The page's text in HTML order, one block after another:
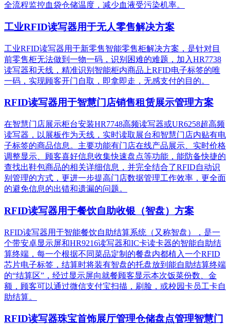
全流程监控血袋仓储温度，减少血液受污染机率。
工业RFID读写器用于无人零售解决方案
工业RFID读写器用于新零售智能零售柜解决方案，是针对目
前零售柜无法做到一物一码，识别困难的难题，加入HR7738
读写器和天线，精准识别​智能柜内商品上RFID电子标签的唯
一码，实现顾客开门自取，即拿即走，无感支付的目的。
RFID读写器用于智慧门店销售租赁展示管理方案
在智慧门店展示柜台安装HR7748高频读写器或UR6258超高频
读写器，以展板作为天线，实时读取展台和智慧门店内贴有电
子标签的商品信息。主要功能有门店在线产品展示、实时价格
调整显示、顾客喜好信息收集快速盘点等功能，能防备快捷的
查找出鞋包商品的相关详细信息，并完全结合了RFID自动识
别管理的方式，更进一步提高门店数据管理工作效率，更全面
的避免信息的出错和遗漏的问题。
RFID读写器用于餐饮自助收银（智盘）方案
RFID读写器用于智能餐饮自助结算系统（又称智盘），是一
个带安卓显示屏和HR9216读写器和IC卡读卡器的智能自助结
算终端，每一个根据不同菜品定制的餐盘内都植入一个RFID
芯片电子标签，结算时将装有智盘的托盘放到能自助结算终端
的“结算区”，经过显示屏向就餐顾客显示本次饭菜份数、金
额，顾客可以通过微信支付宝扫描，刷脸，或校园卡员工卡自
助结算。
RFID读写器珠宝首饰展厅管理仓储盘点管理智慧门